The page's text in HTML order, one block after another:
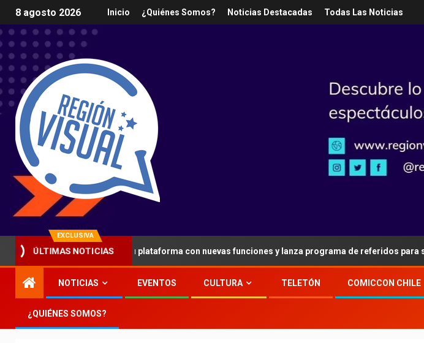
8 agosto 2026 Inicio ¿Quiénes Somos? Noticias Destacadas Todas Las Noticias
EXCLUSIVA
ÚLTIMAS NOTICIAS
la seguridad en su plataforma con nuevas funciones y lanza programa de referidos para sus usuarios
NOTICIAS EVENTOS CULTURA TELETÓN COMICCON CHILE
¿QUIÉNES SOMOS?